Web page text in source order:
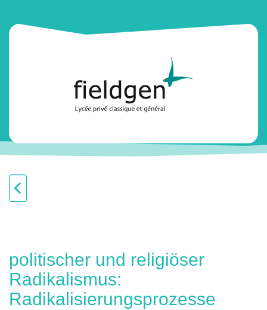
politischer und religiöser
Radikalismus:
Radikalisierungsprozesse